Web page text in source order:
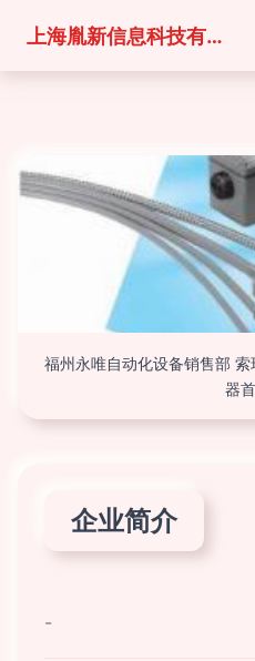
上海胤新信息科技有限公司
福州永唯自动化设备销售部
器
企业简介
-